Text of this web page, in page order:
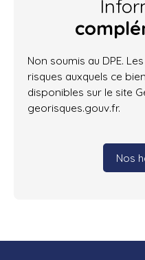
Non soumis au DPE.
risques auxquels ce
disponibles sur le site
georisques.gouv.fr.
Nos